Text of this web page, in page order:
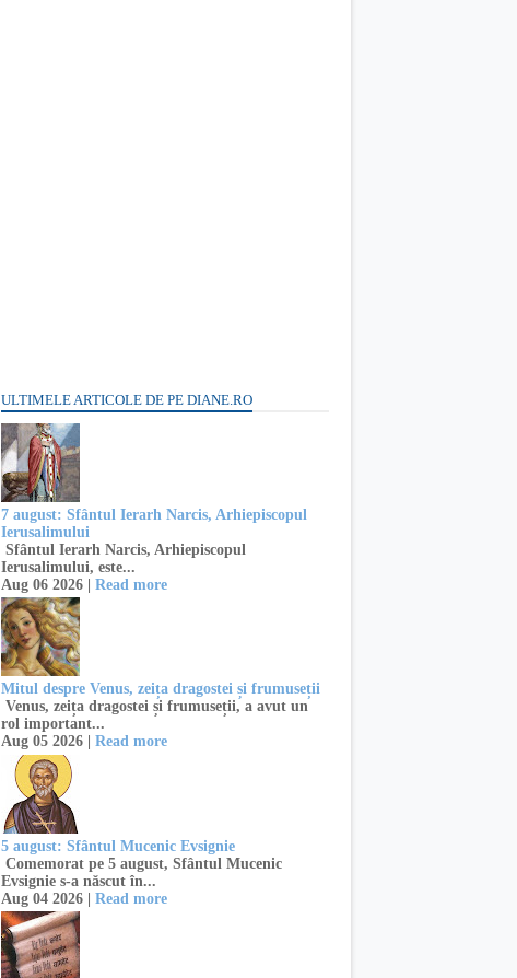
ULTIMELE ARTICOLE DE PE DIANE.RO
7 august: Sfântul Ierarh Narcis, Arhiepiscopul
Ierusalimului
Sfântul Ierarh Narcis, Arhiepiscopul
Ierusalimului, este...
Aug 06 2026 | Read more
Mitul despre Venus, zeița dragostei și frumuseții
Venus, zeița dragostei și frumuseții, a avut un
rol important...
Aug 05 2026 | Read more
5 august: Sfântul Mucenic Evsignie
Comemorat pe 5 august, Sfântul Mucenic
Evsignie s-a născut în...
Aug 04 2026 | Read more